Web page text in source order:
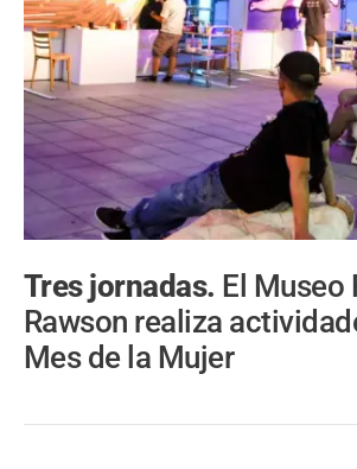
Tres jornadas. El Museo
Rawson realiza
Mes de la Mujer